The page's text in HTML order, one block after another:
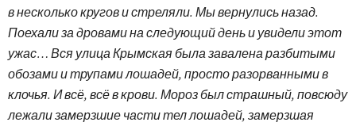
в несколько кругов и стреляли. Мы вернулись назад.
Поехали за дровами на следующий день и увидели этот
ужас… Вся улица Крымская была завалена разбитыми
обозами и трупами лошадей, просто разорванными в
клочья. И всё, всё в крови. Мороз был страшный, повсюду
лежали замерзшие части тел лошадей, замерзшая